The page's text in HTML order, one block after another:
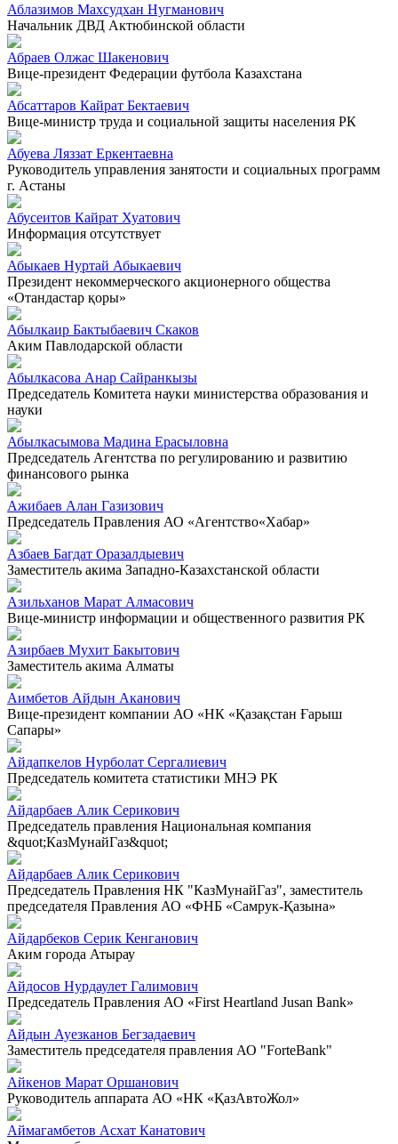
Аблазимов Махсудхан Нугманович
Начальник ДВД Актюбинской области
Абраев Олжас Шакенович
Вице-президент Федерации футбола Казахстана
Абсаттаров Кайрат Бектаевич
Вице-министр труда и социальной защиты населения РК
Абуева Ляззат Еркентаевна
Руководитель управления занятости и социальных программ
г. Астаны
Абусеитов Кайрат Хуатович
Информация отсутствует
Абыкаев Нуртай Абыкаевич
Президент некоммерческого акционерного общества
«Отандастар қоры»
Абылкаир Бактыбаевич Скаков
Аким Павлодарской области
Абылкасова Анар Сайранкызы
Председатель Комитета науки министерства образования и
науки
Абылкасымова Мадина Ерасыловна
Председатель Агентства по регулированию и развитию
финансового рынка
Ажибаев Алан Газизович
Председатель Правления АО «Агентство«Хабар»
Азбаев Багдат Оразалдыевич
Заместитель акима Западно-Казахстанской области
Азильханов Марат Алмасович
Вице-министр информации и общественного развития РК
Азирбаев Мухит Бакытович
Заместитель акима Алматы
Аимбетов Айдын Аканович
Вице-президент компании АО «НК «Қазақстан Ғарыш
Сапары»
Айдапкелов Нурболат Сергалиевич
Председатель комитета статистики МНЭ РК
Айдарбаев Алик Серикович
Председатель правления Национальная компания
&quot;КазМунайГаз&quot;
Айдарбаев Алик Серикович
Председатель Правления НК "КазМунайГаз", заместитель
председателя Правления АО «ФНБ «Самрук-Қазына»
Айдарбеков Серик Кенганович
Аким города Атырау
Айдосов Нурдаулет Галимович
Председатель Правления АО «First Heartland Jusan Bank»
Айдын Ауезканов Бегзадаевич
Заместитель председателя правления АО "ForteBank"
Айкенов Марат Оршанович
Руководитель аппарата АО «НК «ҚазАвтоЖол»
Аймагамбетов Асхат Канатович